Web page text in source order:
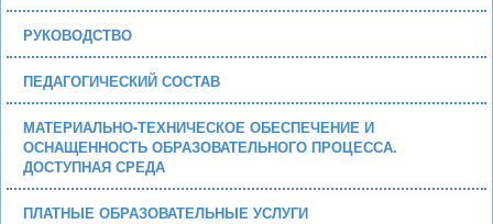
РУКОВОДСТВО
ПЕДАГОГИЧЕСКИЙ СОСТАВ
МАТЕРИАЛЬНО-ТЕХНИЧЕСКОЕ ОБЕСПЕЧЕНИЕ И
ОСНАЩЕННОСТЬ ОБРАЗОВАТЕЛЬНОГО ПРОЦЕССА.
ДОСТУПНАЯ СРЕДА
ПЛАТНЫЕ ОБРАЗОВАТЕЛЬНЫЕ УСЛУГИ